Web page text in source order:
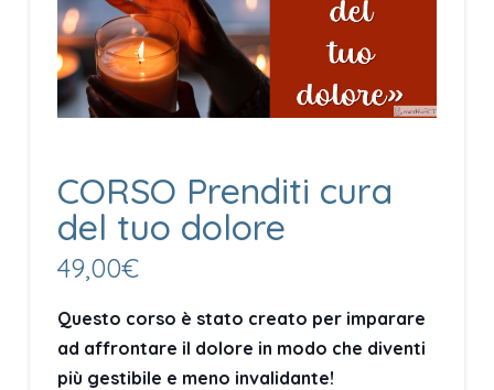
CORSO Prenditi cura
del tuo dolore
49,00€
Questo corso è stato creato per imparare
ad affrontare il dolore in modo che diventi
più gestibile e meno invalidante!